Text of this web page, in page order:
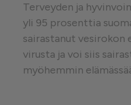
Terveyden ja
yli 95 prosenttia
sairastanut vesirokon
virusta ja voi siis
myöhemmin